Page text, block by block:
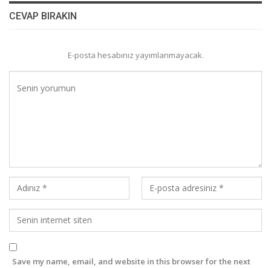
CEVAP BIRAKIN
E-posta hesabınız yayımlanmayacak.
Save my name, email, and website in this browser for the next